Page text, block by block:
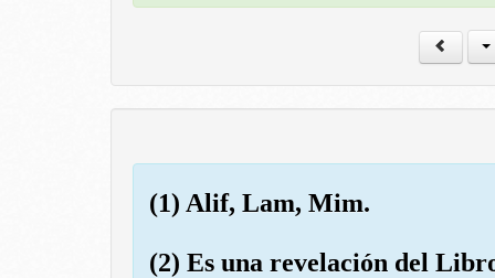
(1) Alif, Lam, Mim.
(2) Es una revelación del